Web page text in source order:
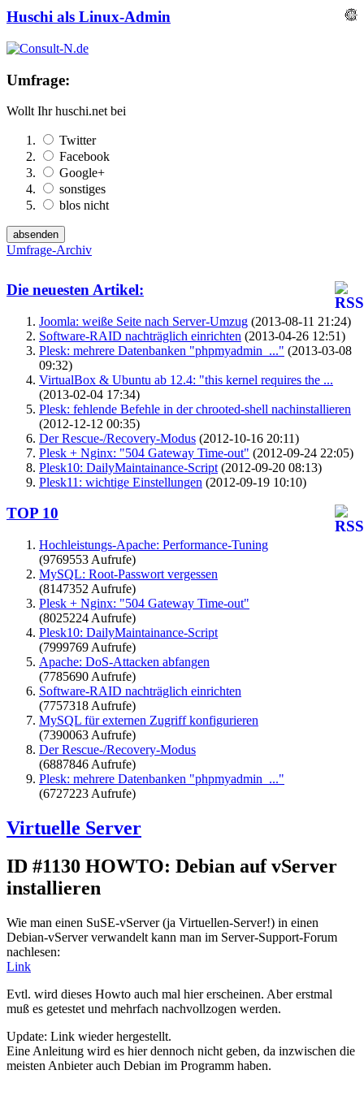
Huschi als Linux-Admin
Umfrage:
Wollt Ihr huschi.net bei
Twitter
Facebook
Google+
sonstiges
blos nicht
Umfrage-Archiv
Die neuesten Artikel:
Joomla: weiße Seite nach Server-Umzug (2013-08-11 21:24)
Software-RAID nachträglich einrichten (2013-04-26 12:51)
Plesk: mehrere Datenbanken "phpmyadmin_..." (2013-03-08
09:32)
VirtualBox & Ubuntu ab 12.4: "this kernel requires the ...
(2013-02-04 17:34)
Plesk: fehlende Befehle in der chrooted-shell nachinstallieren
(2012-12-12 00:35)
Der Rescue-/Recovery-Modus (2012-10-16 20:11)
Plesk + Nginx: "504 Gateway Time-out" (2012-09-24 22:05)
Plesk10: DailyMaintainance-Script (2012-09-20 08:13)
Plesk11: wichtige Einstellungen (2012-09-19 10:10)
TOP 10
Hochleistungs-Apache: Performance-Tuning
(9769553 Aufrufe)
MySQL: Root-Passwort vergessen
(8147352 Aufrufe)
Plesk + Nginx: "504 Gateway Time-out"
(8025224 Aufrufe)
Plesk10: DailyMaintainance-Script
(7999769 Aufrufe)
Apache: DoS-Attacken abfangen
(7785690 Aufrufe)
Software-RAID nachträglich einrichten
(7757318 Aufrufe)
MySQL für externen Zugriff konfigurieren
(7390063 Aufrufe)
Der Rescue-/Recovery-Modus
(6887846 Aufrufe)
Plesk: mehrere Datenbanken "phpmyadmin_..."
(6727223 Aufrufe)
Virtuelle Server
ID #1130 HOWTO: Debian auf vServer
installieren
Wie man einen SuSE-vServer (ja Virtuellen-Server!) in einen
Debian-vServer verwandelt kann man im Server-Support-Forum
nachlesen:
Link
Evtl. wird dieses Howto auch mal hier erscheinen. Aber erstmal
muß es getestet und mehrfach nachvollzogen werden.
Update: Link wieder hergestellt.
Eine Anleitung wird es hier dennoch nicht geben, da inzwischen die
meisten Anbieter auch Debian im Programm haben.